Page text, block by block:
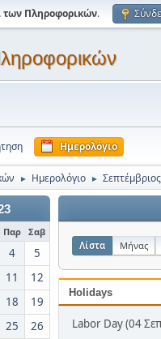
των Πληροφορικών.
Ημερολόγιο
► Ημερολόγιο ►
Παρ Σαβ
4
5
11
12
18
19
25
26
Λίστα Μήνας
Holidays
Labor Day (04